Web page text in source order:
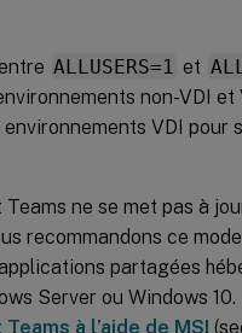
ALLUSERS=1 et
non-VDI et
VDI pour
Teams ne se met pas à
recommandons ce
partagées
Server ou Windows 10.
à l’aide de MSI